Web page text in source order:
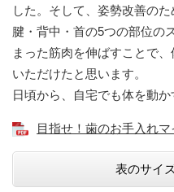
した。そして、姿勢改善の
腱・背中・首の5つの部位の
まった筋肉を伸ばすことで
いただけたと思います。
日頃から、自宅でも体を動か
目指せ！歯のお手入れ
表のサイ